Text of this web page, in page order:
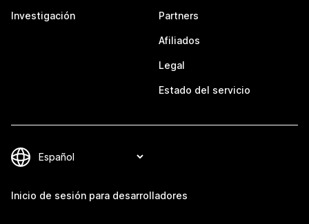
Investigación Partners
Afiliados
Legal
Estado del servicio
Inicio de sesión para desarrolladores